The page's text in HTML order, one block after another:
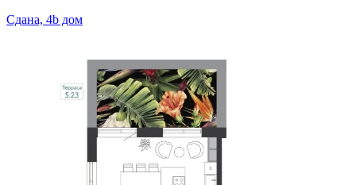
Сдана, 4b дом